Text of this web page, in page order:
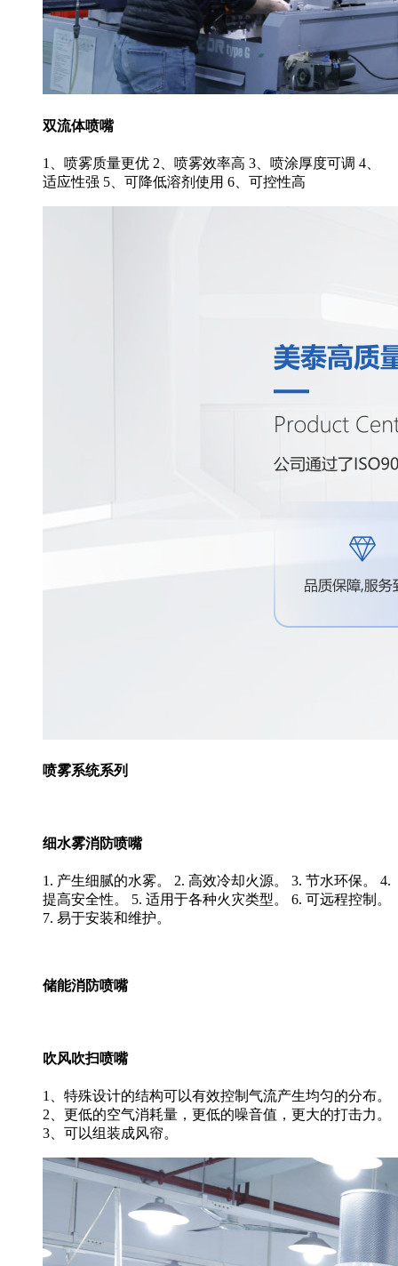
双流体喷嘴
1、喷雾质量更优 2、喷雾效率高 3、喷涂厚度可调 4、
适应性强 5、可降低溶剂使用 6、可控性高
喷雾系统系列
细水雾消防喷嘴
1. 产生细腻的水雾。 2. 高效冷却火源。 3. 节水环保。 4.
提高安全性。 5. 适用于各种火灾类型。 6. 可远程控制。
7. 易于安装和维护。
储能消防喷嘴
吹风吹扫喷嘴
1、特殊设计的结构可以有效控制气流产生均匀的分布。
2、更低的空气消耗量，更低的噪音值，更大的打击力。
3、可以组装成风帘。